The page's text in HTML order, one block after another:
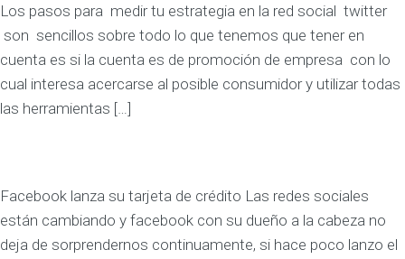
Los pasos para medir tu estrategia en la red social twitter
son sencillos sobre todo lo que tenemos que tener en
cuenta es si la cuenta es de promoción de empresa con lo
cual interesa acercarse al posible consumidor y utilizar todas
las herramientas […]
Facebook lanza su tarjeta de crédito Las redes sociales
están cambiando y facebook con su dueño a la cabeza no
deja de sorprendernos continuamente, si hace poco lanzo el